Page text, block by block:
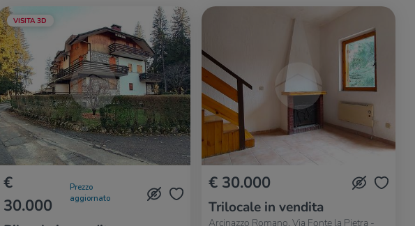
VISITA 3D
€
30.000
Prezzo
aggiornato
€ 30.000
Trilocale in vendita
Arcinazzo Romano, Via Fonte la Pietra -